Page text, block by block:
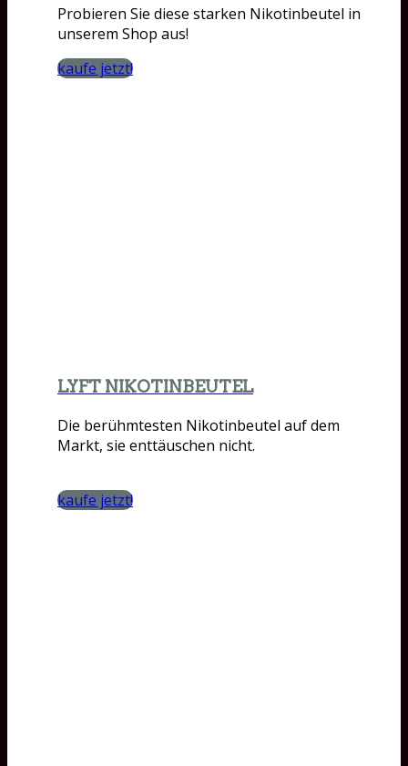
Probieren Sie diese starken Nikotinbeutel in
unserem Shop aus!
kaufe jetzt!
LYFT NIKOTINBEUTEL
Die berühmtesten Nikotinbeutel auf dem
Markt, sie enttäuschen nicht.
kaufe jetzt!